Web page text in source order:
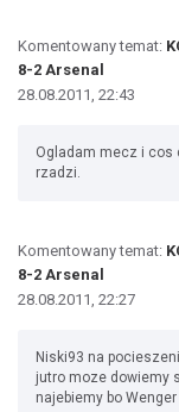
Komentowany temat:
8-2 Arsenal
28.08.2011, 22:43
Ogladam mecz i cos
rzadzi.
Komentowany temat:
8-2 Arsenal
28.08.2011, 22:27
Niski93 na
jutro moze dowiemy
najebiemy bo